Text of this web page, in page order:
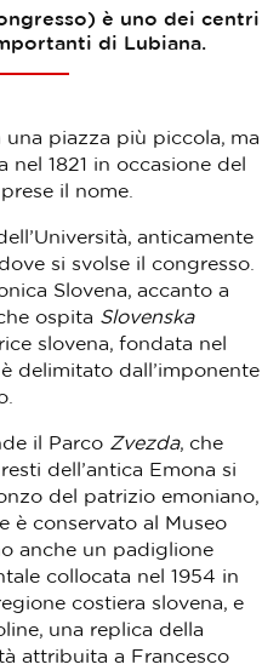
è uno dei centri
di Lubiana.
piazza più piccola, ma
1821 in occasione del
il nome.
anticamente
si svolse il congresso.
Slovena, accanto a
ospita Slovenska
slovena, fondata nel
delimitato dall’imponente
il Parco Zvezda, che
dell’antica Emona si
del patrizio emoniano,
è conservato al Museo
anche un padiglione
collocata nel 1954 in
costiera slovena, e
una replica della
attribuita a Francesco